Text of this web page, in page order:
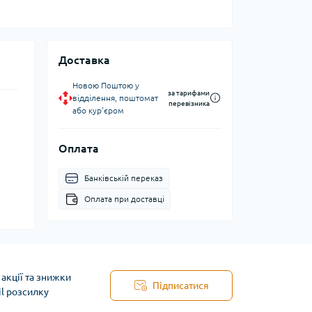
Доставка
Новою Поштою у
відділення, поштомат
або кур'єром
за тарифами
перевізника
Оплата
Банківській переказ
Оплата при доставці
та знижки
розсилку
Підписатися